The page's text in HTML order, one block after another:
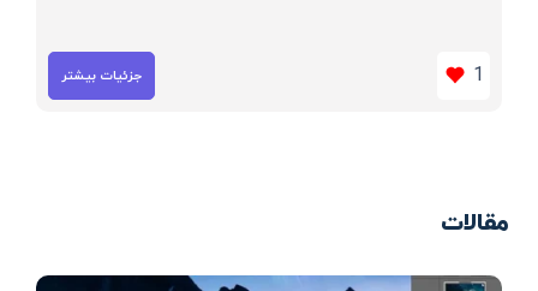
1 جزئیات بیشتر
مقالات